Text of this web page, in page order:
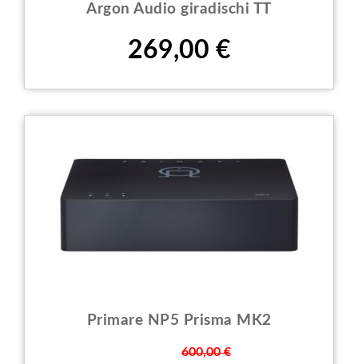
Argon Audio giradischi TT
Prezzo
269,00 €
Primare NP5 Prisma MK2
600,00 €